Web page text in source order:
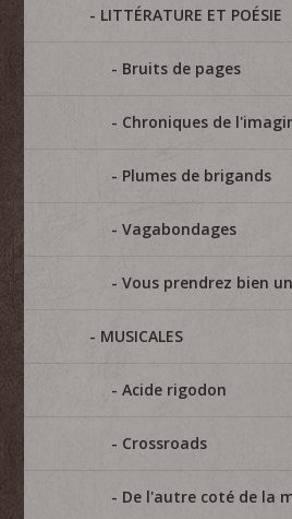
LITTÉRATURE ET POÉSIE
Bruits de pages
Chroniques de
Plumes de brigands
Vagabondages
Vous prendrez bien
MUSICALES
Acide rigodon
Crossroads
De l'autre coté de la